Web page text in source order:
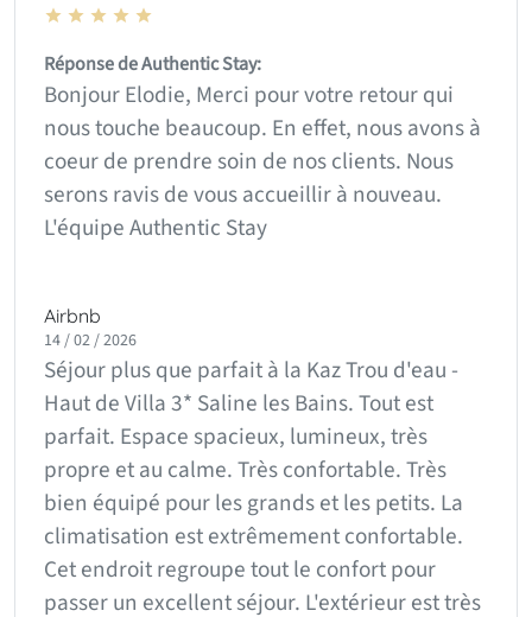
Réponse de Authentic Stay:
Bonjour Elodie, Merci pour votre retour qui
nous touche beaucoup. En effet, nous avons à
coeur de prendre soin de nos clients. Nous
serons ravis de vous accueillir à nouveau.
L'équipe Authentic Stay
Airbnb
14 / 02 / 2026
Séjour plus que parfait à la Kaz Trou d'eau -
Haut de Villa 3* Saline les Bains. Tout est
parfait. Espace spacieux, lumineux, très
propre et au calme. Très confortable. Très
bien équipé pour les grands et les petits. La
climatisation est extrêmement confortable.
Cet endroit regroupe tout le confort pour
passer un excellent séjour. L'extérieur est très